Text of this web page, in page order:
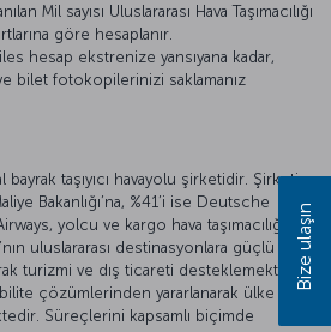
Mil sayısı Uluslararası Hava Taşımacılığı
göre hesaplanır.
hesap ekstrenize yansıyana kadar,
bilet fotokopilerinizi saklamanız
bayrak taşıyıcı havayolu şirketidir. Şirketin
Bakanlığı’na, %41’i ise Deutsche
yolcu ve kargo hava taşımacılığı
uluslararası destinasyonlara güçlü ve
turizmi ve dış ticareti desteklemekte,
çözümlerinden yararlanarak ülke içi
Süreçlerini kapsamlı biçimde
Bize ulaşın